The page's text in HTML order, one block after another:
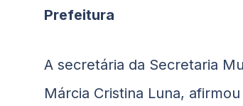
Prefeitura
A secretária da Secretaria
Márcia Cristina Luna,